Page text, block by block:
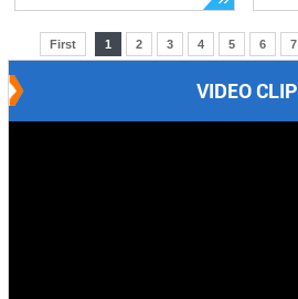
First 1 2 3 4 5 6 7
VIDEO CLIP